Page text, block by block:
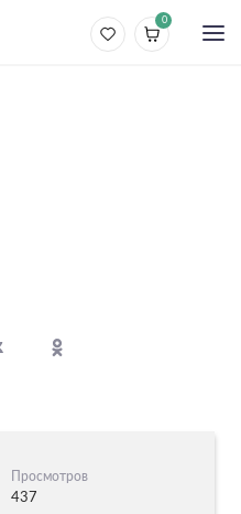
0
Просмотров
437